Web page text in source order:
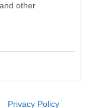
other
Privacy Policy